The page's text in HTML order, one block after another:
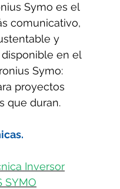
Symo es el
comunicativo,
y
en el
Symo:
proyectos
que duran.
Inversor
SYMO